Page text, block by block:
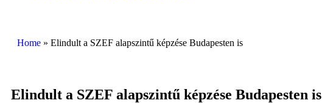
Home » Elindult a SZEF alapszintű képzése Budapesten is
Elindult a SZEF alapszintű képzése Budapesten is